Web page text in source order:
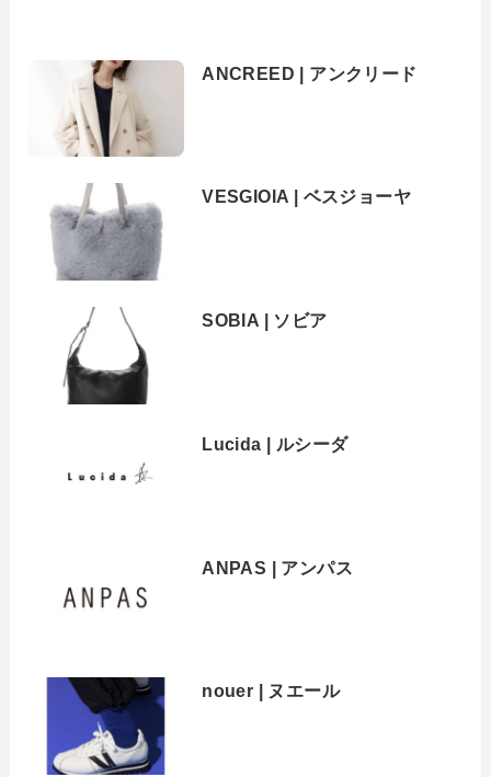
ANCREED | アンクリード
VESGIOIA | ベスジョーヤ
SOBIA | ソビア
Lucida | ルシーダ
ANPAS | アンパス
nouer | ヌエール